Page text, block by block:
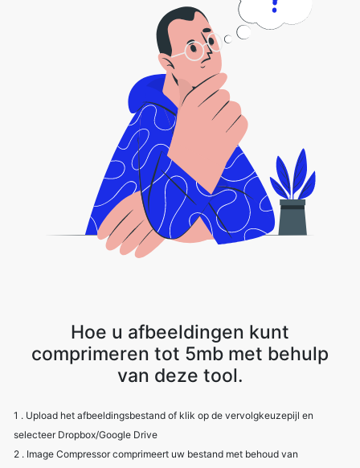
1 . Upload het afbeeldingsbestand of klik op de vervolgkeuzepijl en
selecteer Dropbox/Google Drive
beeldkwaliteit
3 . Download het afbeeldingsbestand met de downloadoptie.